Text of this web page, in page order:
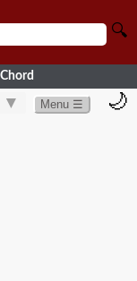
🔍
▼ Menu ☰ 🌙